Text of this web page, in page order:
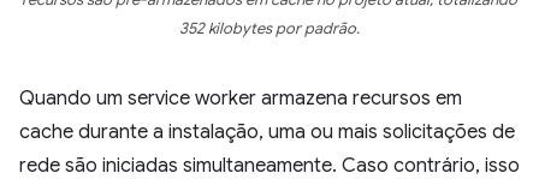
352 kilobytes por padrão.
Quando um service worker armazena recursos em
cache durante a instalação, uma ou mais solicitações de
rede são iniciadas simultaneamente. Caso contrário, isso